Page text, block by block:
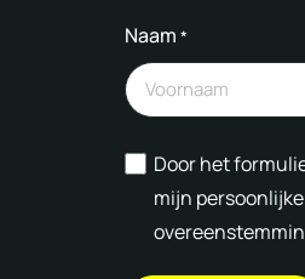
Naam *
Instemming
Door het
mijn